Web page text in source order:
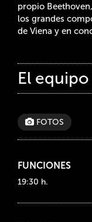
propio
los grandes
de Viena y en
El equipo
FOTOS
FUNCIONES
19:30 h.